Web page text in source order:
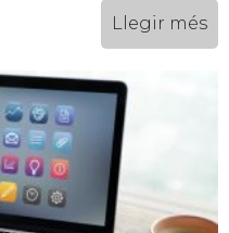
Llegir més